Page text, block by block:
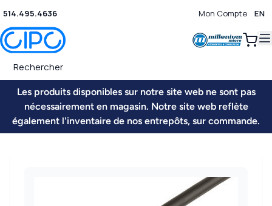
514.495.4636 Mon Compte EN
0
Les produits disponibles sur notre site web ne sont pas
nécessairement en magasin. Notre site web reflète
également l'inventaire de nos entrepôts, sur commande.